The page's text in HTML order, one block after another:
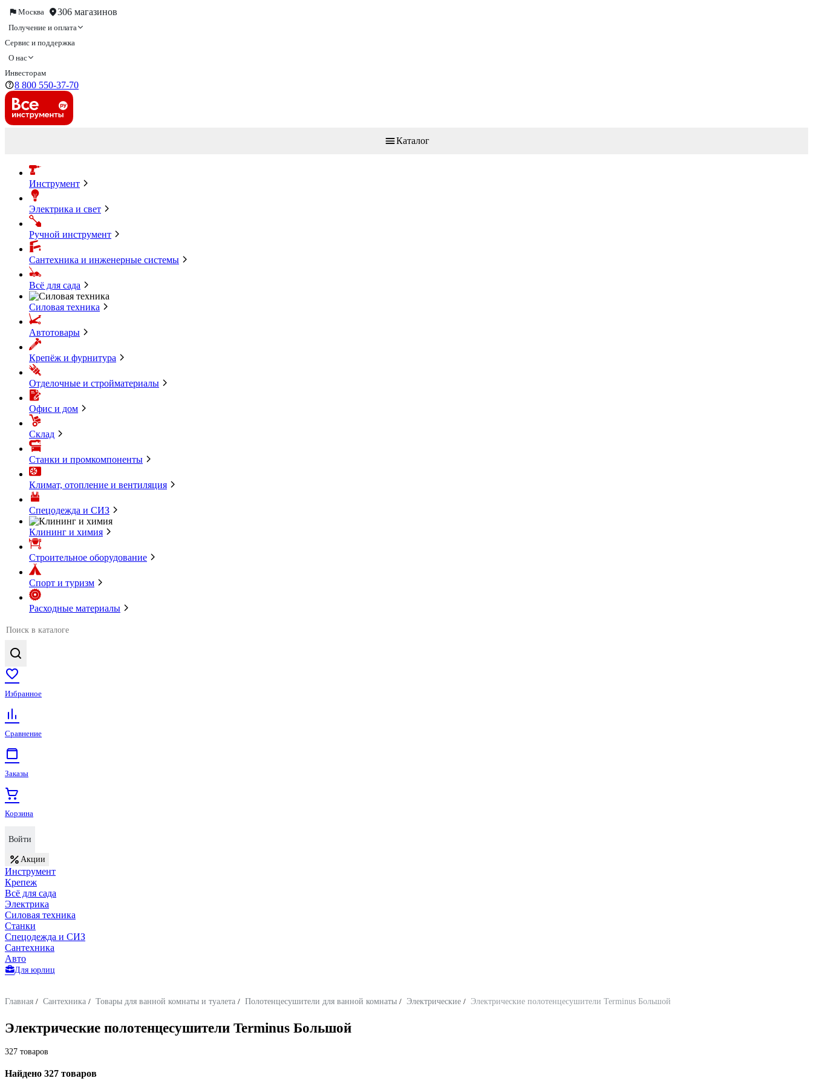
Москва 306 магазинов
Получение и оплата
Сервис и поддержка
О нас
Инвесторам
8 800 550-37-70
Каталог
Инструмент
Электрика и свет
Ручной инструмент
Сантехника и инженерные системы
Всё для сада
Силовая техника
Автотовары
Крепёж и фурнитура
Отделочные и стройматериалы
Офис и дом
Склад
Станки и промкомпоненты
Климат, отопление и вентиляция
Спецодежда и СИЗ
Клининг и химия
Строительное оборудование
Спорт и туризм
Расходные материалы
Избранное
Сравнение
Заказы
Корзина
Войти
Акции
Инструмент
Крепеж
Всё для сада
Электрика
Силовая техника
Станки
Спецодежда и СИЗ
Сантехника
Авто
Для юрлиц
Главная / Сантехника / Товары для ванной комнаты и туалета / Полотенцесушители для ванной комнаты / Электрические / Электрические полотенцесушители Terminus Большой
Электрические полотенцесушители Terminus Большой
327 товаров
Найдено 327 товаров